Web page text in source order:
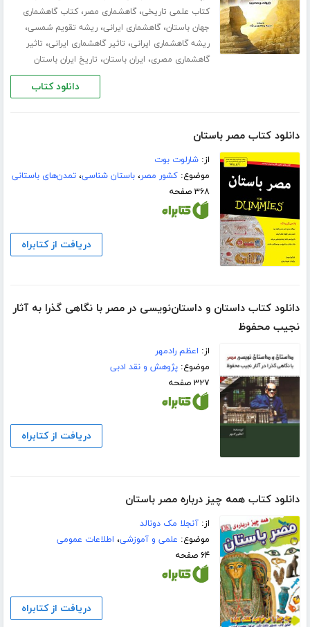
کتاب علمی تاریخی،گاهشماری مصر،کتاب گاهشماری
جهان باستان،گاهشماری ایرانی،ریشه تقویم شمسی،
ریشه گاهشماری ایرانی، تاثیر گاهشماری ایرانی، تاثیر
گاهشماری مصری، ایران باستان، تاریخ ایران باستان
دانلود کتاب
دانلود کتاب مصر باستان
از:شارلوت بوت
موضوع:کشور مصر،باستان شناسی،تمدن‌های باستانی
۳۶۸ صفحه
دریافت از کتابراه
دانلود کتاب داستان و داستان‌نویسی در مصر با نگاهی گذرا به آثار
نجیب محفوظ
از: اعظم رادمهر
موضوع:پژوهش و نقد ادبی
۳۲۷ صفحه
دریافت از کتابراه
دانلود کتاب همه چیز درباره مصر باستان
از:آنجلا مک دونالد
موضوع: علمی و آموزشی، اطلاعات عمومی
۶۴ صفحه
دریافت از کتابراه